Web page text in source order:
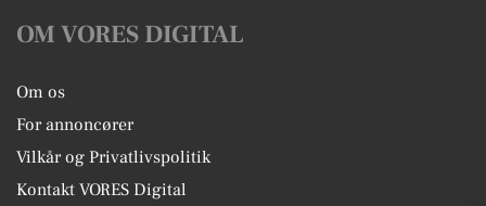
OM VORES DIGITAL
Om os
For annoncører
Vilkår og Privatlivspolitik
Kontakt VORES Digital